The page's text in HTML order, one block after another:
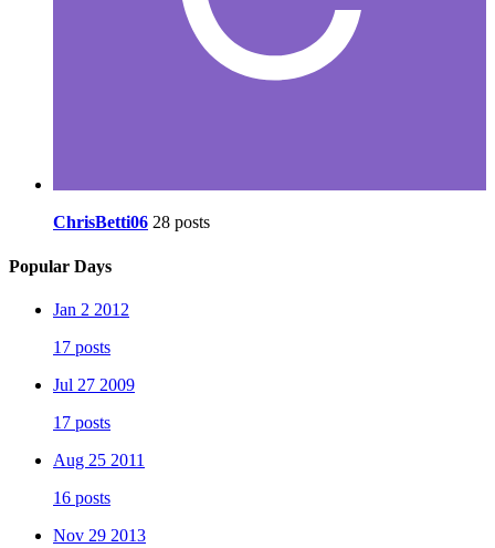
ChrisBetti06 28 posts
Popular Days
Jan 2 2012
17 posts
Jul 27 2009
17 posts
Aug 25 2011
16 posts
Nov 29 2013